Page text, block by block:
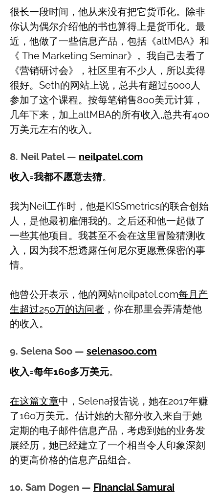
很长一段时间，他从来没有把它货币化。除非
你认为偶尔介绍他的书也算得上是货币化。最
近，他做了一些信息产品，包括《altMBA》和
《 The Marketing Seminar》。我自己去看了
《营销研讨会》，社区里有不少人，所以卖得
很好。Seth的网站上说，总共有超过5000人
参加了这个课程。按每笔销售800美元计算，
几年下来，加上altMBA的所有收入,总共有400
万美元左右的收入。
8. Neil Patel — neilpatel.com
收入=我都不愿意去猜。
我为Neil工作时，他是KISSmetrics的联合创始
人，是他最初雇佣我的。之后还和他一起做了
一些其他项目。我甚至不会在这里冒险猜测收
入，因为我不想透露任何尼尔更愿意保密的事
情。
他曾公开表示，他的网站neilpatel.com每月产
生超过250万的访问者 ，你在那里会弄清楚他
的收入。
9. Selena Soo — selenasoo.com
收入=每年160多万美元。
在这篇文章中，Selena报告说，她在2017年赚
了160万美元。估计她的大部分收入来自于她
定期的电子邮件信息产品，考虑到她的业务发
展经历，她已经建立了一个相当令人印象深刻
的更高价格的信息产品组合。
10. Sam Dogen — Financial Samurai